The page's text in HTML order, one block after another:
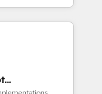
business, by
over 115
revops,
- USA